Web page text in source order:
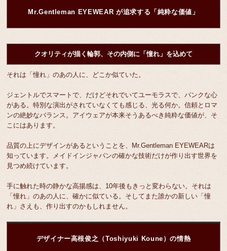
Mr.Gentleman EYEWEAR が追求する「純粋な価値」
クオリティが描く輪郭、その内側に「憧れ」を込めて
それは「憧れ」のあの人に、どこか似ていた。
ジェントルでスマートで、だけどそれでいてユーモラスで、パンクな心
がある。特別な演出がされていなくても感じる、光る何か。信頼とロマ
ンの絶妙なバランス。アイウェアが本来そうあるべき純粋な価値が、そ
こにはあります。
品質の上にデザインがあるということを、Mr.Gentleman EYEWEARは
知っています。メイドインジャパンの確かな技術だけが作り出す世界を
見つめ続けています。
手に触れた時の静かな高揚感は、10年後もきっと変わらない。それは
「憧れ」のあの人に、確かに似ている。そしてまた誰かの新しい「憧
れ」さえも、作り出すのかもしれません。
デザイナー高根俊之（Toshiyuki Koune）の情熱